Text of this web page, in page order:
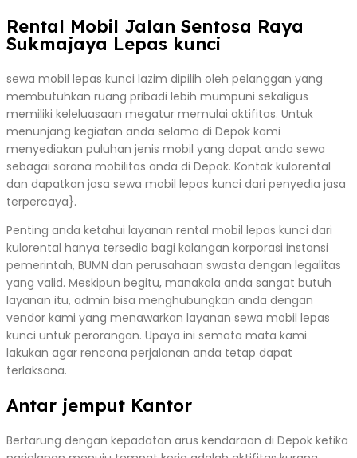
Rental Mobil Jalan Sentosa Raya
Sukmajaya Lepas kunci
sewa mobil lepas kunci lazim dipilih oleh pelanggan yang
membutuhkan ruang pribadi lebih mumpuni sekaligus
memiliki keleluasaan megatur memulai aktifitas. Untuk
menunjang kegiatan anda selama di Depok kami
menyediakan puluhan jenis mobil yang dapat anda sewa
sebagai sarana mobilitas anda di Depok. Kontak kulorental
dan dapatkan jasa sewa mobil lepas kunci dari penyedia jasa
terpercaya}.
Penting anda ketahui layanan rental mobil lepas kunci dari
kulorental hanya tersedia bagi kalangan korporasi instansi
pemerintah, BUMN dan perusahaan swasta dengan legalitas
yang valid. Meskipun begitu, manakala anda sangat butuh
layanan itu, admin bisa menghubungkan anda dengan
vendor kami yang menawarkan layanan sewa mobil lepas
kunci untuk perorangan. Upaya ini semata mata kami
lakukan agar rencana perjalanan anda tetap dapat
terlaksana.
Antar jemput Kantor
Bertarung dengan kepadatan arus kendaraan di Depok ketika